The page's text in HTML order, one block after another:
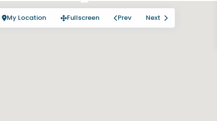
My Location Fullscreen Prev Next